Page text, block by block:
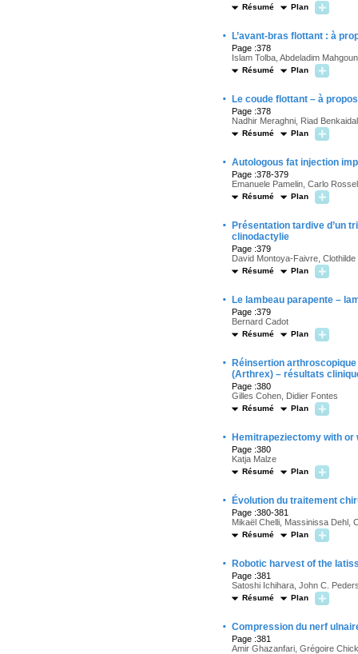
Résumé Plan
· L’avant-bras flottant : à
Page :378
Islam Tolba, Abdeladim
Résumé Plan
· Le coude flottant – à
Page :378
Nadhir Meraghni, Riad
Résumé Plan
· Autologous fat injection
Page :378-379
Emanuele Pamelin, Carlo
Résumé Plan
·
Présentation tardive d’un
clinodactylie
Page :379
David Montoya-Faivre,
Résumé Plan
· Le lambeau parapente –
Page :379
Bernard Cadot
Résumé Plan
·
Réinsertion arthroscopique
(Arthrex) – résultats
Page :380
Gilles Cohen, Didier Fontes
Résumé Plan
· Hemitrapeziectomy with
Page :380
Katja Malze
Résumé Plan
· Évolution du traitement
Page :380-381
Mikaël Chelli, Massinissa Dehl,
Résumé Plan
· Robotic harvest of the
Page :381
Satoshi Ichihara, John C.
Résumé Plan
· Compression du nerf
Page :381
Amir Ghazanfari, Grégoire Chick